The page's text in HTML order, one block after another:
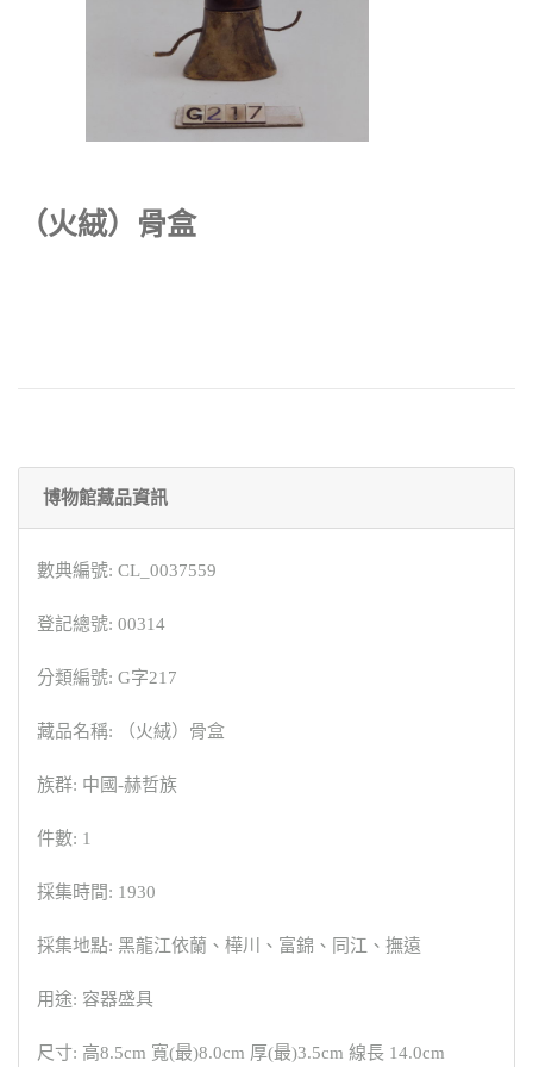
（火絨）骨盒
博物館藏品資訊
數典編號: CL_0037559
登記總號: 00314
分類編號: G字217
藏品名稱: （火絨）骨盒
族群: 中國-赫哲族
件數: 1
採集時間: 1930
採集地點: 黑龍江依蘭、樺川、富錦、同江、撫遠
用途: 容器盛具
尺寸: 高8.5cm 寬(最)8.0cm 厚(最)3.5cm 線長 14.0cm